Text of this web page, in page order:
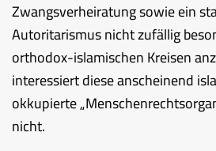
Zwangsverheiratung sowie ein
Autoritarismus nicht zufällig
orthodox-islamischen Kreisen
interessiert diese anscheinend
okkupierte
nicht.